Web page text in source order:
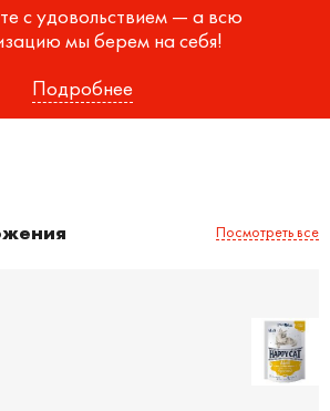
с удовольствием — а всю
мы берем на себя!
Подробнее
Посмотреть все